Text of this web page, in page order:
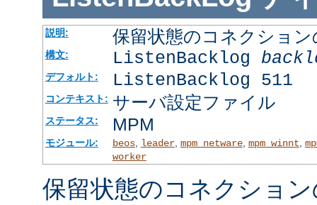
説明: 保留状態のコネクショ
構文: ListenBacklog
デフォルト: ListenBacklog 511
コンテキスト: サーバ設定ファイル
ステータス: MPM
モジュール: beos, leader, mpm_netware, mpm_winnt,
worker
保留状態のコネクショ